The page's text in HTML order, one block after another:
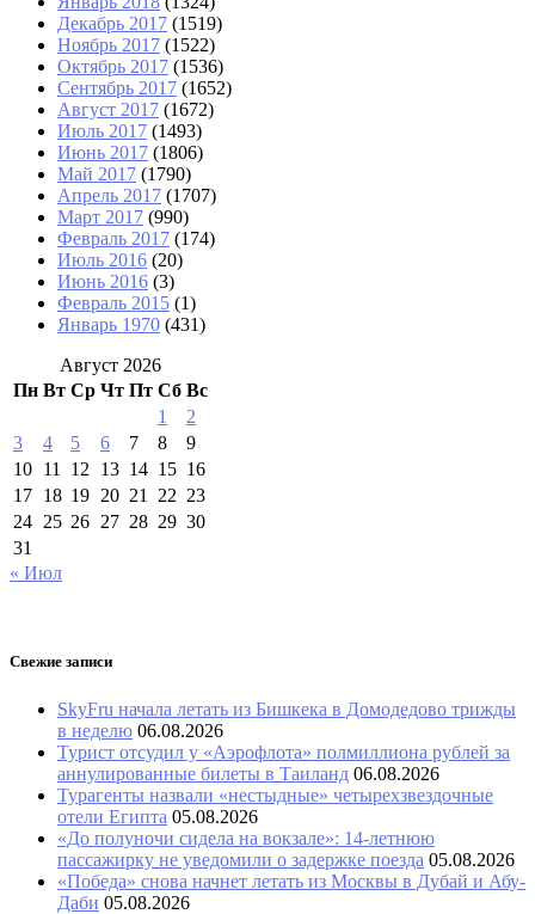
Декабрь 2017 (1519)
Ноябрь 2017 (1522)
Октябрь 2017 (1536)
Сентябрь 2017 (1652)
Август 2017 (1672)
Июль 2017 (1493)
Июнь 2017 (1806)
Май 2017 (1790)
Апрель 2017 (1707)
Март 2017 (990)
Февраль 2017 (174)
Июль 2016 (20)
Июнь 2016 (3)
Февраль 2015 (1)
Январь 1970 (431)
Август 2026
Пн Вт Ср Чт Пт Сб Вс
1
2
3
4 5 6 7 8
9
10 11 12 13 14 15 16
17 18 19 20 21 22 23
24 25 26 27 28 29 30
31
« Июл
Свежие записи
SkyFru начала летать из Бишкека в Домодедово трижды
в неделю 06.08.2026
Турист отсудил у «Аэрофлота» полмиллиона рублей за
аннулированные билеты в Таиланд 06.08.2026
Турагенты назвали «нестыдные» четырехзвездочные
отели Египта 05.08.2026
«До полуночи сидела на вокзале»: 14-летнюю
пассажирку не уведомили о задержке поезда 05.08.2026
«Победа» снова начнет летать из Москвы в Дубай и Абу-
Даби 05.08.2026